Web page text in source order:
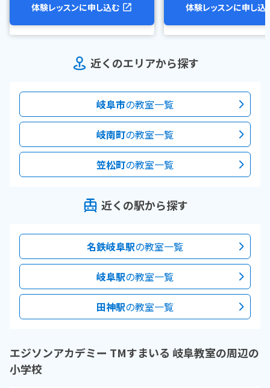
体験レッスンに申し込む 体験レッスンに申し込
近くのエリアから探す
岐阜市の教室一覧
岐南町の教室一覧
笠松町の教室一覧
近くの駅から探す
名鉄岐阜駅の教室一覧
岐阜駅の教室一覧
田神駅の教室一覧
エジソンアカデミー TMすまいる 岐阜教室の周辺の
小学校